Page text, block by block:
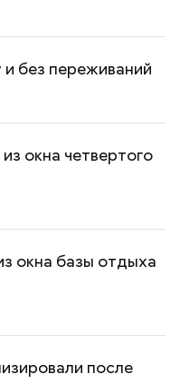
без переживаний
окна четвертого
окна базы отдыха
после